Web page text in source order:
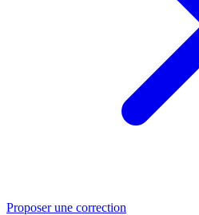
Proposer une correction